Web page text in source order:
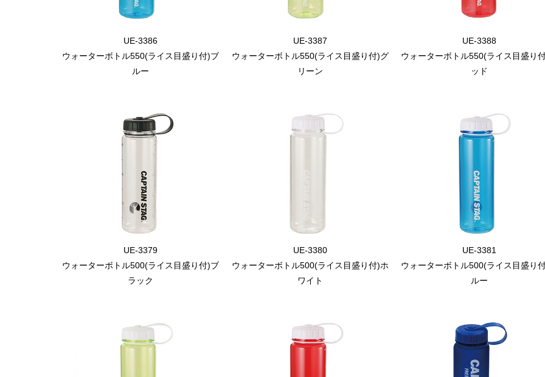
UE-3386
ウォーターボトル550(ライス目盛り付)ブ
ルー
UE-3387
ウォーターボトル550(ライス目盛り付)グ
リーン
UE-3388
ウォーターボトル550(ライス目盛り
ッド
UE-3379
ウォーターボトル500(ライス目盛り付)ブ
ラック
UE-3380
ウォーターボトル500(ライス目盛り付)ホ
ワイト
UE-3381
ウォーターボトル500(ライス目盛り
ルー